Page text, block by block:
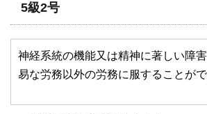
5級2号
神経系統の機能又は精神に著しい障
易な労務以外の労務に服することが